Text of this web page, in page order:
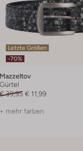
Letzte Größen
-70%
Mazzeltov
Gürtel
€ 39,95 € 11,99
+ mehr farben